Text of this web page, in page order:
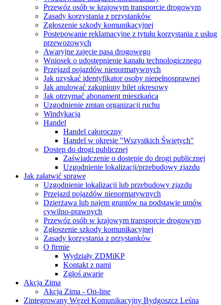
Przewóz osób w krajowym transporcie drogowym
Zasady korzystania z przystanków
Zgłoszenie szkody komunikacyjnej
Postępowanie reklamacyjne z tytułu korzystania z usług
przewozowych
Awaryjne zajęcie pasa drogowego
Wniosek o udostępnienie kanału technologicznego
Przejazd pojazdów nienormatywnych
Jak uzyskać identyfikator osoby niepełnosprawnej
Jak anulować zakupiony bilet okresowy
Jak otrzymać abonament mieszkańca
Uzgodnienie zmian organizacji ruchu
Windykacja
Handel
Handel całoroczny
Handel w okresie "Wszystkich Świętych"
Dostęp do drogi publicznej
Zaświadczenie o dostępie do drogi publicznej
Uzgodnienie lokalizacji/przebudowy zjazdu
Jak załatwić sprawę
Uzgodnienie lokalizacji lub przebudowy zjazdu
Przejazd pojazdów nienormatywnych
Dzierżawa lub najem gruntów na podstawie umów
cywilno-prawnych
Przewóz osób w krajowym transporcie drogowym
Zgłoszenie szkody komunikacyjnej
Zasady korzystania z przystanków
O firmie
Wydziały ZDMiKP
Kontakt z nami
Zgłoś awarię
Akcja Zima
Akcja Zima - On-line
Zintegrowany Węzeł Komunikacyjny Bydgoszcz Leśna